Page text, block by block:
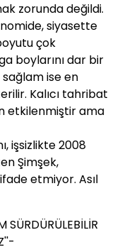
zorunda değildi.
siyasette
çok
boylarını dar bir
ise en
Kalıcı tahribat
etkilenmiştir ama
işsizlikte 2008
Şimşek,
etmiyor. Asıl
SÜRDÜRÜLEBİLİR